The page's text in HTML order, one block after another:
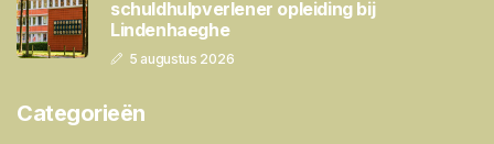
schuldhulpverlener opleiding bij
Lindenhaeghe
5 augustus 2026
Categorieën